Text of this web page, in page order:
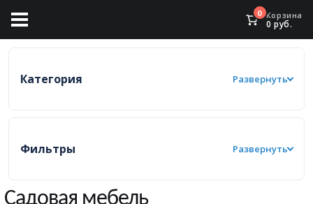
0 Корзина
0 руб.
Категория Развернуть
Фильтры Развернуть
Садовая мебель